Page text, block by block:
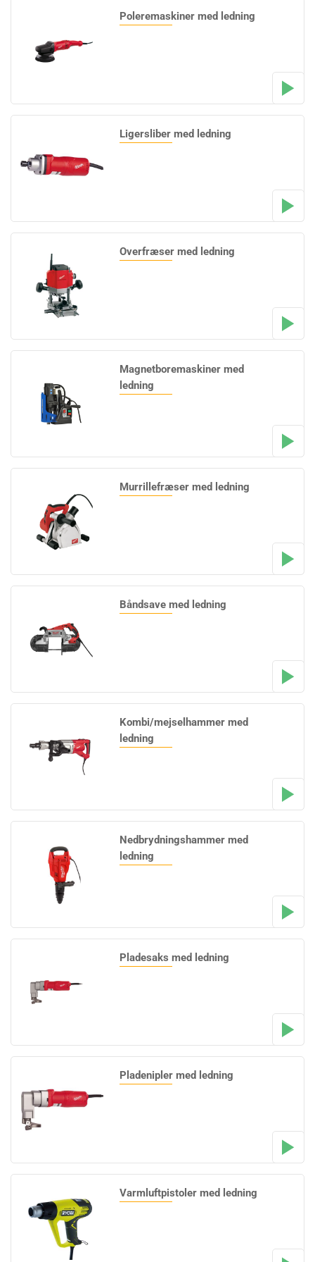
Poleremaskiner med ledning
Ligersliber med ledning
Overfræser med ledning
Magnetboremaskiner med
ledning
Murrillefræser med ledning
Båndsave med ledning
Kombi/mejselhammer med
ledning
Nedbrydningshammer med
ledning
Pladesaks med ledning
Pladenipler med ledning
Varmluftpistoler med ledning